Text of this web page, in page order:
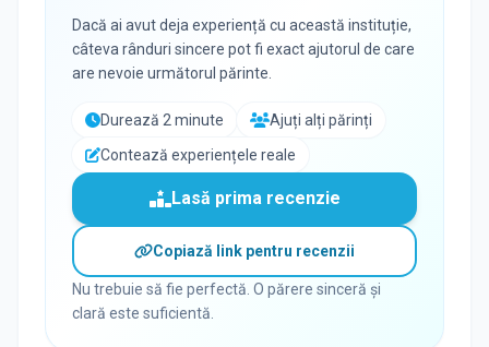
Dacă ai avut deja experiență cu această instituție,
câteva rânduri sincere pot fi exact ajutorul de care
are nevoie următorul părinte.
Durează 2 minute
Ajuți alți părinți
Contează experiențele reale
Lasă prima recenzie
Copiază link pentru recenzii
Nu trebuie să fie perfectă. O părere sinceră și
clară este suficientă.